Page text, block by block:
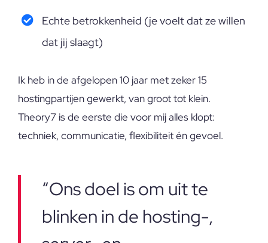
Echte betrokkenheid (je voelt dat ze willen
dat jij slaagt)
Ik heb in de afgelopen 10 jaar met zeker 15
hostingpartijen gewerkt, van groot tot klein.
Theory7 is de eerste die voor mij alles klopt:
techniek, communicatie, flexibiliteit én gevoel.
“Ons doel is om uit te
blinken in de hosting-,